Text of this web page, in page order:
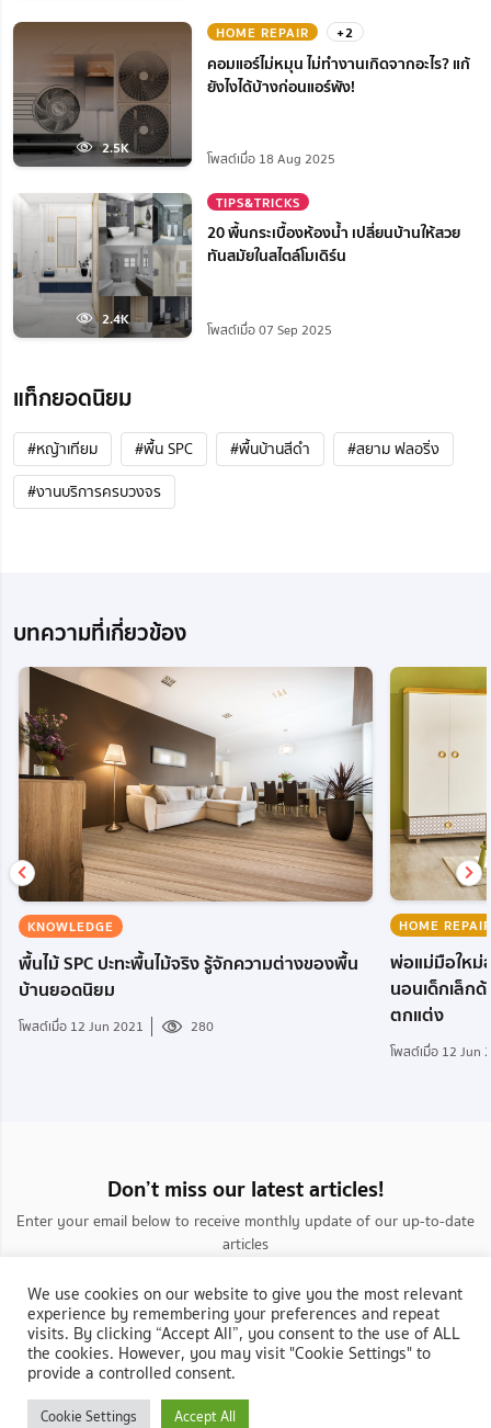
2.5K
HOME REPAIR +2
คอมแอร์ไม่หมุน ไม่ทํางานเกิดจากอะไร? แก้
ยังไงได้บ้างก่อนแอร์พัง!
โพสต์เมื่อ 18 Aug 2025
2.4K
TIPS&TRICKS
20 พื้นกระเบื้องห้องน้ำ เปลี่ยนบ้านให้สวย
ทันสมัยในสไตล์โมเดิร์น
โพสต์เมื่อ 07 Sep 2025
แท็กยอดนิยม
#หญ้าเทียม #พื้น SPC #พื้นบ้านสีดำ
#สยาม ฟลอริ่ง
#งานบริการครบวงจร
บทความที่เกี่ยวข้อง
KNOWLEDGE
พื้นไม้ SPC ปะทะพื้นไม้จริง รู้จักความต่างของพื้น
บ้านยอดนิยม
โพสต์เมื่อ 12 Jun 2021 280
HOME REPAIR
พ่อแม่มือใหม่
นอนเด็กเล็ก
ตกแต่ง
โพสต์เมื่อ 12 Jun
Don’t miss our latest articles!
Enter your email below to receive monthly update of our up-to-date
articles
กลับสู่ NocNoc.com
We use cookies on our website to give you the most relevant
experience by remembering your preferences and repeat
visits. By clicking “Accept All”, you consent to the use of ALL
the cookies. However, you may visit "Cookie Settings" to
provide a controlled consent.
Cookie Settings Accept All